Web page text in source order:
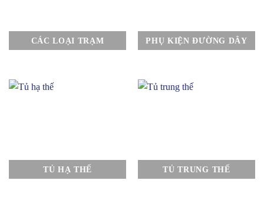
CÁC LOẠI TRẠM PHỤ KIỆN ĐƯỜNG DÂY
TỦ HẠ THẾ TỦ TRUNG THẾ